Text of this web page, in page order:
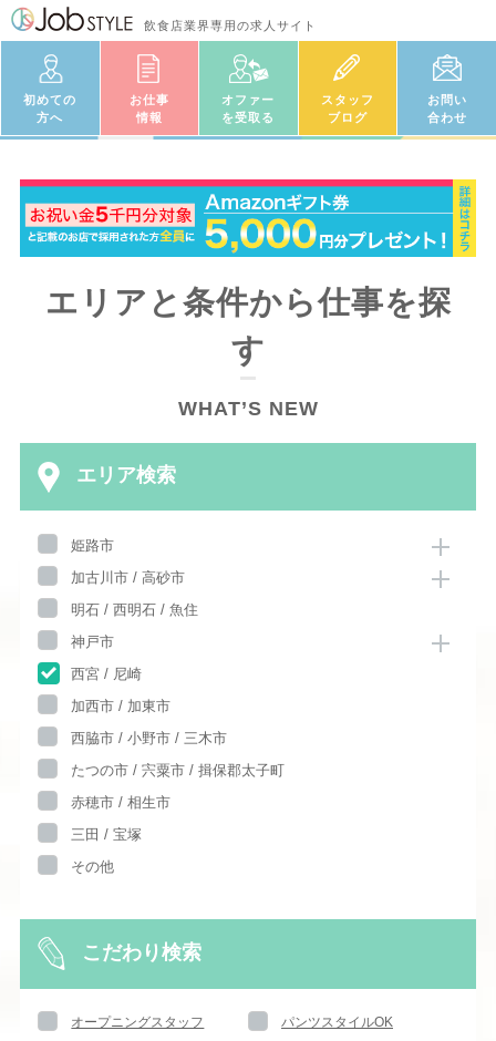
飲食店業界専用の求人サイト
初めての
方へ
お仕事
情報
オファー
を受取る
スタッフ
ブログ
お問い
合わせ
エリアと条件から仕事を探
す
WHAT’S NEW
エリア検索
姫路市
加古川市 / 高砂市
明石 / 西明石 / 魚住
神戸市
西宮 / 尼崎
加西市 / 加東市
西脇市 / 小野市 / 三木市
たつの市 / 宍粟市 / 揖保郡太子町
赤穂市 / 相生市
三田 / 宝塚
その他
こだわり検索
オープニングスタッフ パンツスタイルOK